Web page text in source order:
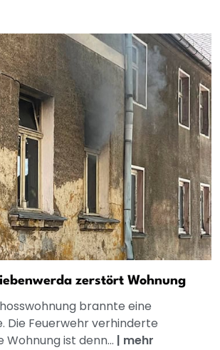
zerstört Wohnung
brannte eine
Die Feuerwehr verhinderte
Wohnung ist denn... | mehr